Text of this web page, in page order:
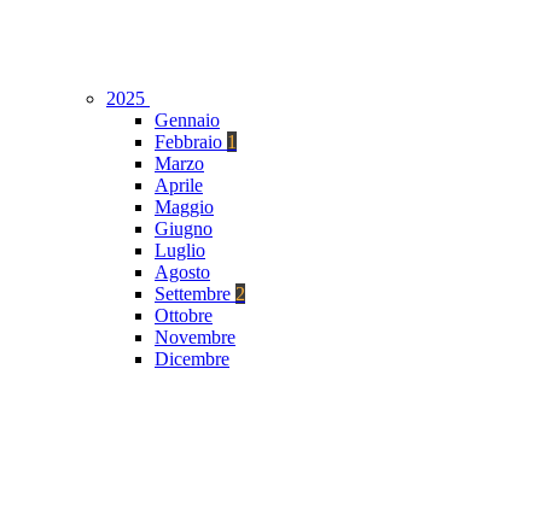
2025
Gennaio
Febbraio 1
Marzo
Aprile
Maggio
Giugno
Luglio
Agosto
Settembre 2
Ottobre
Novembre
Dicembre